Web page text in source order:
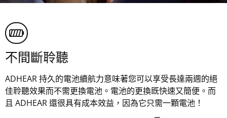
不間斷聆聽
ADHEAR 持久的電池續航力意味著您可以享受長達兩週的絕
佳聆聽效果而不需更換電池。電池的更換既快速又簡便。而
且 ADHEAR 還很具有成本效益，因為它只需一顆電池！